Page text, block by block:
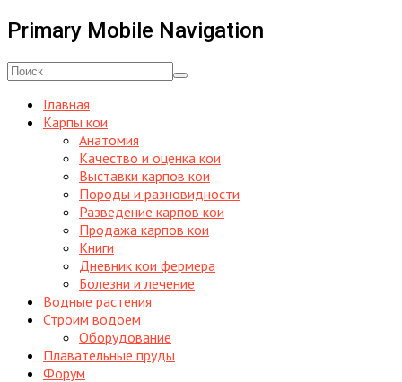
Primary Mobile Navigation
Главная
Карпы кои
Анатомия
Качество и оценка кои
Выставки карпов кои
Породы и разновидности
Разведение карпов кои
Продажа карпов кои
Книги
Дневник кои фермера
Болезни и лечение
Водные растения
Строим водоем
Оборудование
Плавательные пруды
Форум